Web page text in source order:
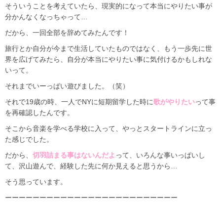
そういうことを考えていたら、現実的になって本当にやりたい事が
分かんなくなっちゃって…
だから、一回全部を辞めてみたんです！
旅行とか自分が今まで生活していたものではなく、もう一歩先に世
界を広げてみたら、自分が本当にやりたい事に気付けるかもしれな
いって。
それまでいーっぱい遊びました。（笑）
それで19歳の時、一人でNYに短期留学した時に歌がやりたいって事
を再確認したんです。
そこから音楽を学べる学校に入って、やっとスタートラインに立っ
た感じでした。
だから、 切羽詰まる事はないんだよ って、いろんな事いっぱいし
て、沢山遊んで、経験した先に何か見えると思うから…
そう思っています。
ーーーーーーーーーーーーーーーーーーーーーーーーー